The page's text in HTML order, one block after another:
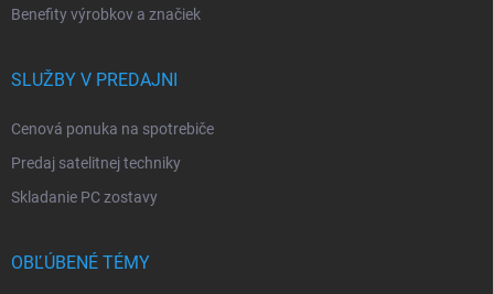
Benefity výrobkov a značiek
SLUŽBY V PREDAJNI
Cenová ponuka na spotrebiče
Predaj satelitnej techniky
Skladanie PC zostavy
OBĽÚBENÉ TÉMY